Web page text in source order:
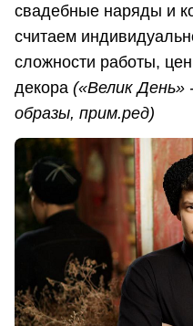
свадебные наряды и
считаем
сложности работы,
декора («Велик День»
образы, прим.ред)